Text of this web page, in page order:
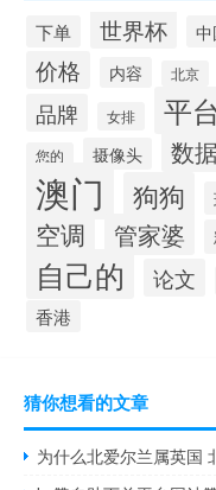
下单 世界杯
价格 内容 北京
品牌 女排 平
您的 摄像头 数
澳门 狗狗
空调 管家婆
自己的 论文
香港
猜你想看的文章
为什么北爱尔兰属英国